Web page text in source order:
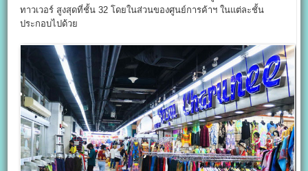
ทาวเวอร์ สูงสุดที่ชั้น 32 โดยในส่วนของศูนย์การค้าฯ ในแต่ละชั้น
ประกอบไปด้วย